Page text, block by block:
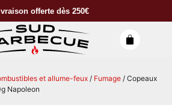
offerte dès 250€
et allume-feux/ Fumage / Copeaux
Napoleon